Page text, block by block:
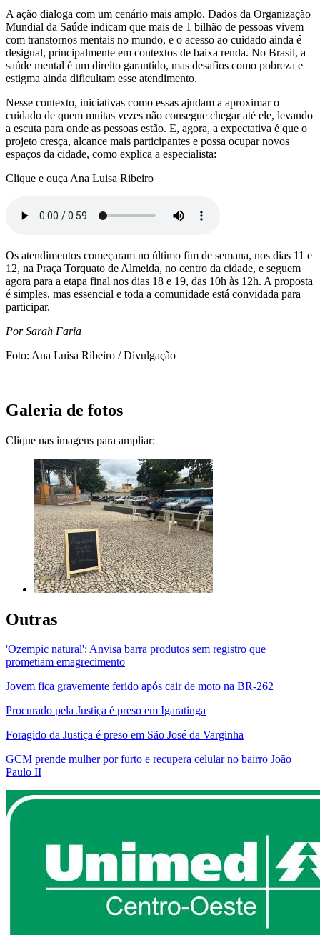
A ação dialoga com um cenário mais amplo. Dados da Organização
Mundial da Saúde indicam que mais de 1 bilhão de pessoas vivem
com transtornos mentais no mundo, e o acesso ao cuidado ainda é
desigual, principalmente em contextos de baixa renda. No Brasil, a
saúde mental é um direito garantido, mas desafios como pobreza e
estigma ainda dificultam esse atendimento.
Nesse contexto, iniciativas como essas ajudam a aproximar o
cuidado de quem muitas vezes não consegue chegar até ele, levando
a escuta para onde as pessoas estão. E, agora, a expectativa é que o
projeto cresça, alcance mais participantes e possa ocupar novos
espaços da cidade, como explica a especialista:
Clique e ouça Ana Luisa Ribeiro
Os atendimentos começaram no último fim de semana, nos dias 11 e
12, na Praça Torquato de Almeida, no centro da cidade, e seguem
agora para a etapa final nos dias 18 e 19, das 10h às 12h. A proposta
é simples, mas essencial e toda a comunidade está convidada para
participar.
Por Sarah Faria
Foto: Ana Luisa Ribeiro / Divulgação
Galeria de fotos
Clique nas imagens para ampliar:
Outras
'Ozempic natural': Anvisa barra produtos sem registro que
prometiam emagrecimento
Jovem fica gravemente ferido após cair de moto na BR-262
Procurado pela Justiça é preso em Igaratinga
Foragido da Justiça é preso em São José da Varginha
GCM prende mulher por furto e recupera celular no bairro João
Paulo II